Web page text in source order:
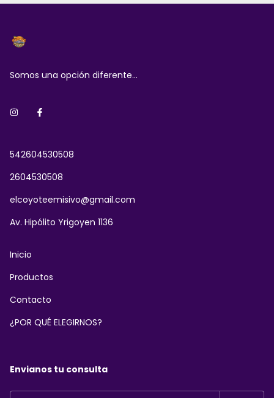
Somos una opción diferente...
542604530508
2604530508
elcoyoteemisivo@gmail.com
Av. Hipólito Yrigoyen 1136
Inicio
Productos
Contacto
¿POR QUÉ ELEGIRNOS?
Envianos tu consulta